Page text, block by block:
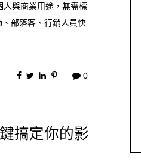
人與商業用途，無需標
部落客、行銷人員快
0
搞定你的影